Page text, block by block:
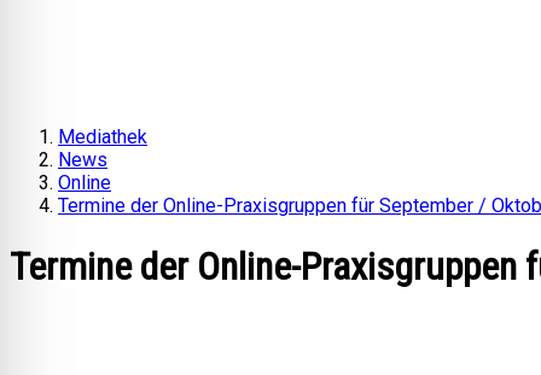
Mediathek
News
Online
Termine der Online-Praxisgruppen für September /
Termine der Online-